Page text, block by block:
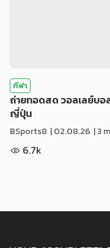
กีฬา
ถ่ายทอดสด วอลเลย์บอ
ญี่ปุ่น
BSports8 |02.08.26 | 3
6.7k